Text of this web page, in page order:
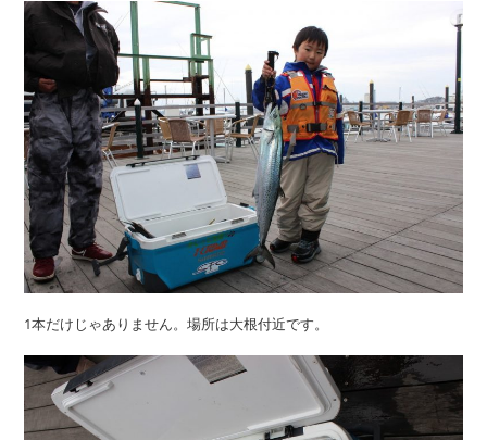
1本だけじゃありません。場所は大根付近です。